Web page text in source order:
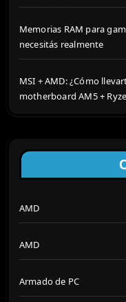
Memorias RAM para
necesitás realmente
MSI + AMD: ¿Cómo
motherboard AM5 +
AMD
AMD
Armado de PC